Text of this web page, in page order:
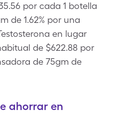
por cada 1 botella
de 1.62% por una
en lugar
de $622.88 por
de 75gm de
ahorrar en